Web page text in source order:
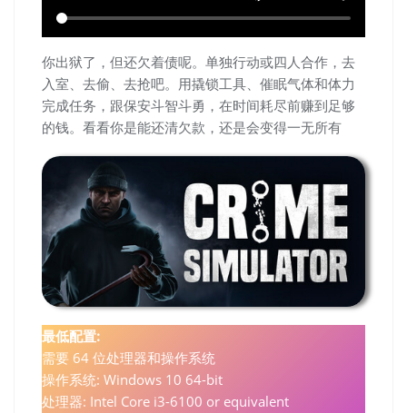
你出狱了，但还欠着债呢。单独行动或四人合作，去
入室、去偷、去抢吧。用撬锁工具、催眠气体和体力
完成任务，跟保安斗智斗勇，在时间耗尽前赚到足够
的钱。看看你是能还清欠款，还是会变得一无所有
最低配置:
需要 64 位处理器和操作系统
操作系统: Windows 10 64-bit
处理器: Intel Core i3-6100 or equivalent